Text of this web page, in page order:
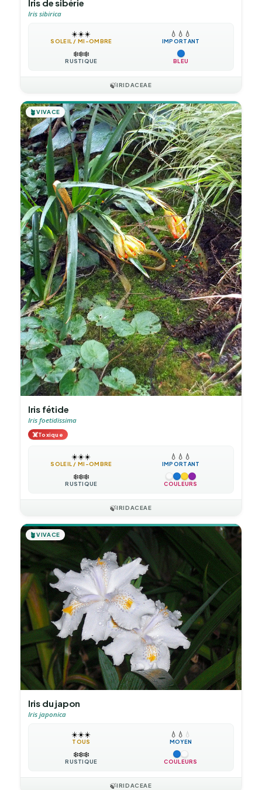
Iris de sibérie
Iris sibirica
☀️☀️☀️
SOLEIL / MI-OMBRE
💧 💧 💧
IMPORTANT
❄️❄️❄️
RUSTIQUE BLEU
🍃IRIDACEAE
🪴VIVACE
Iris fétide
Iris foetidissima
☠️Toxique
☀️☀️☀️
SOLEIL / MI-OMBRE
💧 💧 💧
IMPORTANT
❄️❄️❄️
RUSTIQUE COULEURS
🍃IRIDACEAE
🪴VIVACE
Iris du japon
Iris japonica
☀️☀️☀️
TOUS
💧 💧 💧
MOYEN
❄️❄️❄️
RUSTIQUE COULEURS
🍃IRIDACEAE